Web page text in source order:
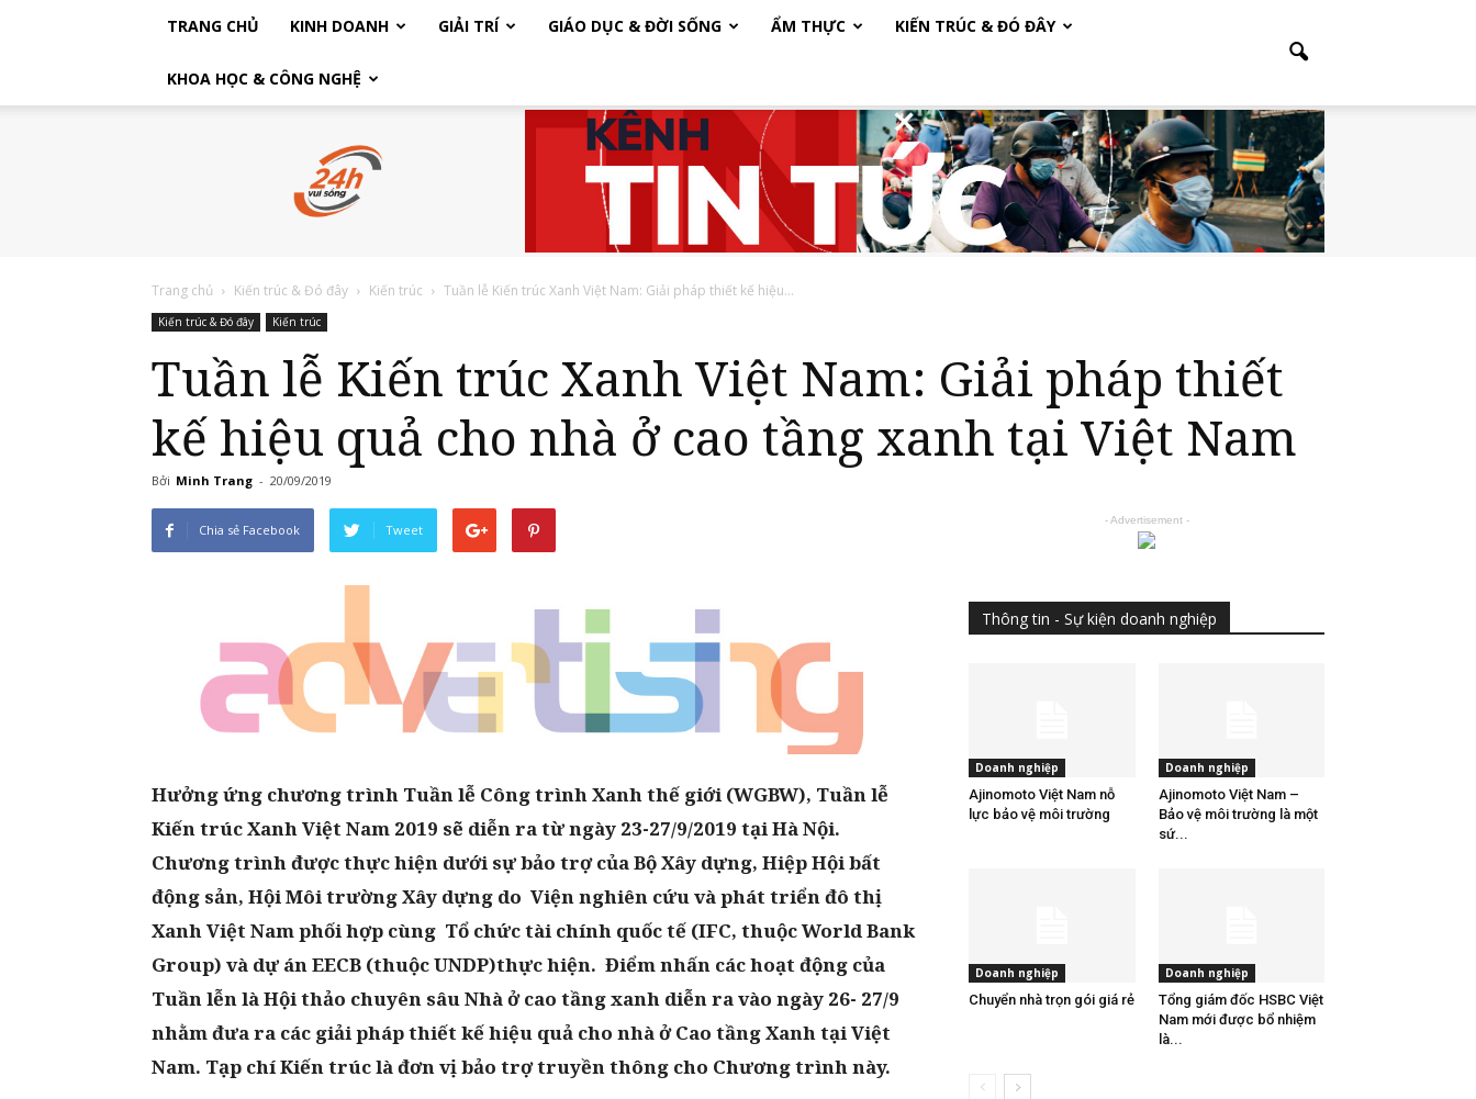
TRANG CHỦ KINH DOANH GIẢI TRÍ GIÁO DỤC & ĐỜI SỐNG ẨM THỰC KIẾN TRÚC & ĐÓ ĐÂY
KHOA HỌC & CÔNG NGHỆ
Trang chủ Kiến trúc & Đó đây Kiến trúc Tuần lễ Kiến trúc Xanh Việt Nam: Giải pháp thiết kế hiệu...
Kiến trúc & Đó đây Kiến trúc
Tuần lễ Kiến trúc Xanh Việt Nam: Giải pháp thiết
kế hiệu quả cho nhà ở cao tầng xanh tại Việt Nam
Bởi Minh Trang - 20/09/2019
Chia sẻ Facebook Tweet
Hưởng ứng chương trình Tuần lễ Công trình Xanh thế giới (WGBW), Tuần lễ
Kiến trúc Xanh Việt Nam 2019 sẽ diễn ra từ ngày 23-27/9/2019 tại Hà Nội.
Chươngtrình được thực hiện dưới sự bảo trợ của Bộ Xây dựng, Hiệp Hội bất
động sản, Hội Môi trường Xây dựng do Viện nghiên cứu và phát triển đô thị
Xanh Việt Nam phốihợp cùng Tổ chức tài chính quốc tế (IFC, thuộc World Bank
Group) và dự án EECB (thuộc UNDP)thực hiện. Điểm nhấn các hoạt động của
Tuần lễn là Hội thảo chuyên sâuNhà ở cao tầng xanh diễnra vào ngày 26- 27/9
nhằm đưa ra các giải pháp thiết kế hiệu quả cho nhà ở Cao tầng Xanh tại Việt
Nam. Tạp chí Kiến trúc là đơn vị bảo trợ truyền thông cho Chương trình này.
- Advertisement -
Thông tin - Sự kiện doanh nghiệp
Doanh nghiệp
Ajinomoto Việt Nam nỗ
lực bảo vệ môi trường
Doanh nghiệp
Ajinomoto Việt Nam –
Bảo vệ môi trường là một
sứ...
Doanh nghiệp
Chuyển nhà trọn gói giá rẻ
Doanh nghiệp
Tổng giám đốc HSBC Việt
Nam mới được bổ nhiệm
là...